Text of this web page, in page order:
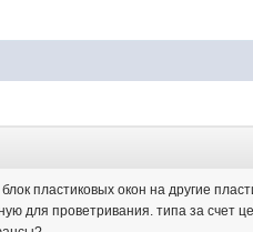
пластиковых окон на другие
для проветривания. типа за счет